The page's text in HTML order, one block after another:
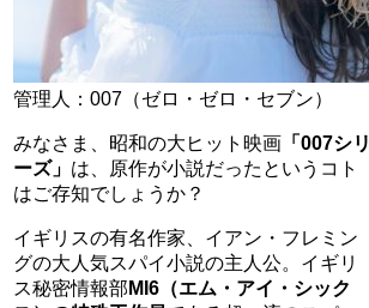
管理人：007（ゼロ・ゼロ・セブン）
みなさま、昭和の大ヒット映画 「007シリ
ーズ」 は、原作が小説だったというコト
はご存知でしょうか？
イギリスの有名作家、イアン・フレミン
グの大人気スパイ小説の主人公。イギリ
ス秘密情報部 MI6（エム・アイ・シック